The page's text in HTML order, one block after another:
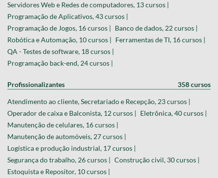
Servidores Web e Redes de computadores, 13 cursos |
Programação de Aplicativos, 43 cursos |
Programação de Jogos, 16 cursos | Banco de dados, 22 cursos |
Robótica e Automação, 10 cursos | Ferramentas de TI, 16 cursos |
QA - Testes de software, 18 cursos |
Programação back-end, 24 cursos |
Profissionalizantes 358 cursos
Atendimento ao cliente, Secretariado e Recepção, 23 cursos |
Operador de caixa e Balconista, 12 cursos | Eletrônica, 40 cursos |
Manutenção de celulares, 16 cursos |
Manutenção de automóveis, 27 cursos |
Logística e produção industrial, 17 cursos |
Segurança do trabalho, 26 cursos | Construção civil, 30 cursos |
Estoquista e Repositor, 10 cursos |